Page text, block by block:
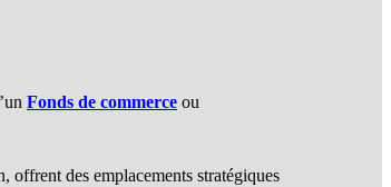
Fonds de commerce ou
des emplacements stratégiques